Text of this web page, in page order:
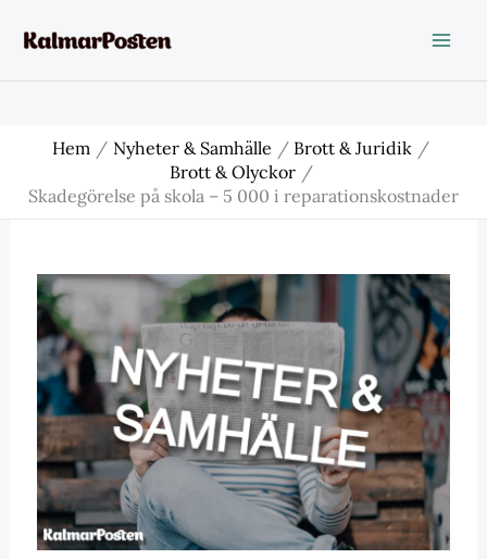
Hem Nyheter & Samhälle
Brott & Juridik
Brott & Olyckor
Skadegörelse på skola – 5 000 i reparationskostnader